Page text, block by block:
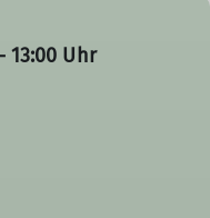
13:00 Uhr